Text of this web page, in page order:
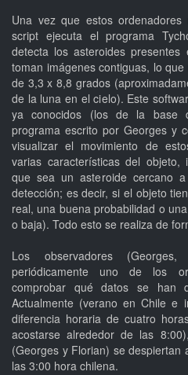
Una vez que estos
script ejecuta el programa
detecta los asteroides
toman imágenes contiguas, lo
de 3,3 x 8,8 grados
de la luna en el cielo). Este
ya conocidos (los de la base
programa escrito por Georges y
visualizar el movimiento de
varias características del objeto,
que sea un asteroide cercano
detección; es decir, si el objeto
real, una buena probabilidad o
o baja). Todo esto se realiza de
Los observadores
periódicamente uno de los
comprobar qué datos se han
Actualmente (verano en Chile e
diferencia horaria de cuatro
acostarse alrededor de las
(Georges y Florian) se
las 3:00 hora chilena.